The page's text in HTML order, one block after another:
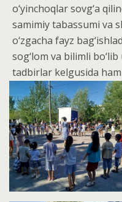
o‘yinchoqlar sovg‘a
samimiy tabassumi va
o‘zgacha fayz
sog‘lom va bilimli
tadbirlar kelgusida